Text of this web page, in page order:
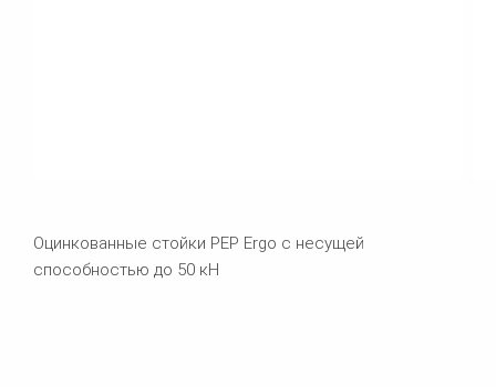
Оцинкованные стойки PEP Ergo с несущей
способностью до 50 кН